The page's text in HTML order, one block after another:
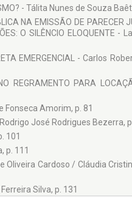
- Tálita Nunes de Souza
NA EMISSÃO DE PARECER
O SILÊNCIO ELOQUENTE -
EMERGENCIAL - Carlos
REGRAMENTO PARA
Fonseca Amorim, p. 81
Rodrigo José Rodrigues Bezerra,
101
p. 111
Oliveira Cardoso / Cláudia
Silva, p. 131